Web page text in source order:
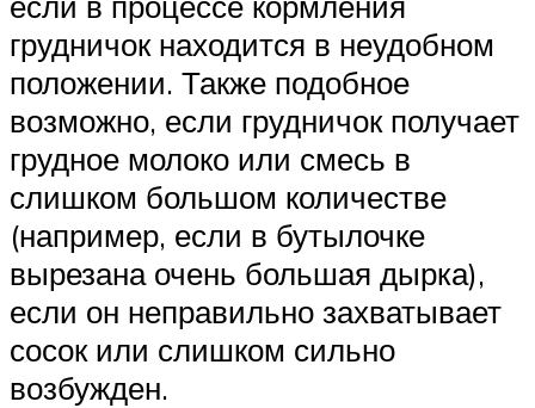
грудничок находится в неудобном
положении. Также подобное
возможно, если грудничок получает
грудное молоко или смесь в
слишком большом количестве
(например, если в бутылочке
вырезана очень большая дырка),
если он неправильно захватывает
сосок или слишком сильно
возбужден.